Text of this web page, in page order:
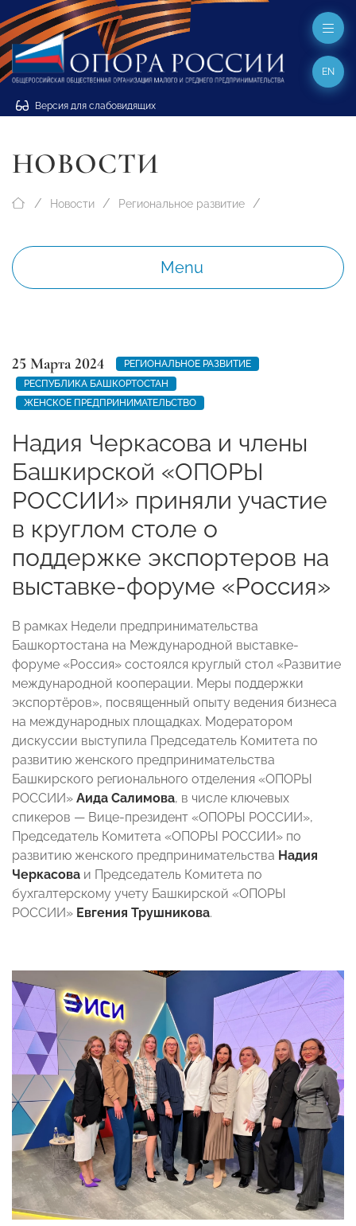
Версия для слабовидящих
EN
НОВОСТИ
Новости Региональное развитие
Menu
25 Марта 2024
РЕГИОНАЛЬНОЕ РАЗВИТИЕ
РЕСПУБЛИКА БАШКОРТОСТАН
ЖЕНСКОЕ ПРЕДПРИНИМАТЕЛЬСТВО
Надия Черкасова и члены
Башкирской «ОПОРЫ
РОССИИ» приняли участие
в круглом столе о
поддержке экспортеров на
выставке-форуме «Россия»
В рамках Недели предпринимательства
Башкортостана на Международной выставке-
форуме «Россия» состоялся круглый стол «Развитие
международной кооперации. Меры поддержки
экспортёров», посвященный опыту ведения бизнеса
на международных площадках. Модератором
дискуссии выступила Председатель Комитета по
развитию женского предпринимательства
Башкирского регионального отделения «ОПОРЫ
РОССИИ» Аида Салимова, в числе ключевых
спикеров — Вице-президент «ОПОРЫ РОССИИ»,
Председатель Комитета «ОПОРЫ РОССИИ» по
развитию женского предпринимательства Надия
Черкасова и Председатель Комитета по
бухгалтерскому учету Башкирской «ОПОРЫ
РОССИИ» Евгения Трушникова.